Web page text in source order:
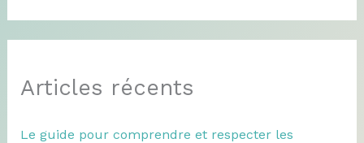
Articles récents
Le guide pour comprendre et respecter les